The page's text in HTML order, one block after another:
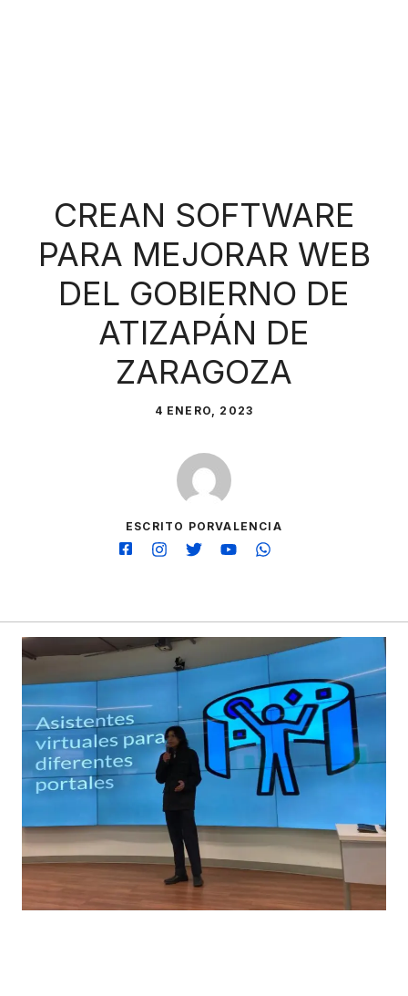
CREAN SOFTWARE
PARA MEJORAR WEB
DEL GOBIERNO DE
ATIZAPÁN DE
ZARAGOZA
4 ENERO, 2023
ESCRITO PORVALENCIA